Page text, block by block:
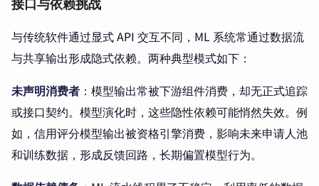
接口与依赖挑战
与传统软件通过显式 API 交互不同，ML 系统常通过数据流
与共享输出形成隐式依赖。两种典型模式如下：
未声明消费者 ：模型输出常被下游组件消费，却无正式追踪
或接口契约。模型演化时，这些隐性依赖可能悄然失效。例
如，信用评分模型输出被资格引擎消费，影响未来申请人池
和训练数据，形成反馈回路，长期偏置模型行为。